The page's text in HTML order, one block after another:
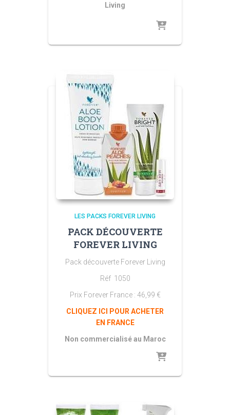
Living
LES PACKS FOREVER LIVING
PACK DÉCOUVERTE
FOREVER LIVING
Pack découverte Forever Living
Réf 1050
Prix Forever France : 46,99 €
CLIQUEZ ICI POUR ACHETER
EN FRANCE
Non commercialisé au Maroc